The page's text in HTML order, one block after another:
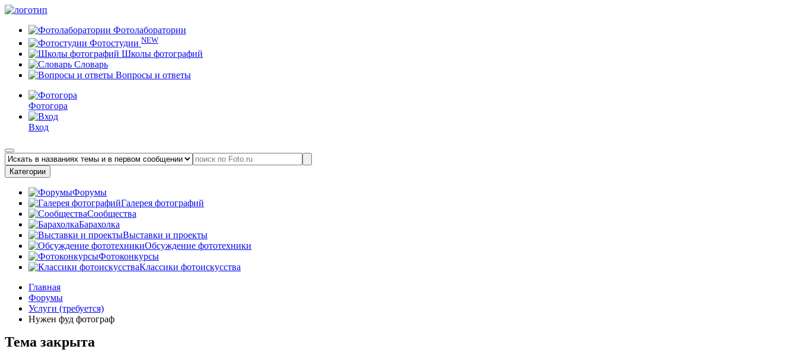
Фотолаборатории
Фотостудии NEW
Школы фотографий
Словарь
Вопросы и ответы
Фотогора
Вход
Категории
Форумы
Галерея фотографий
Сообщества
Барахолка
Выставки и проекты
Обсуждение фототехники
Фотоконкурсы
Классики фотоискусства
Главная
Форумы
Услуги (требуется)
Нужен фуд фотограф
Тема закрыта